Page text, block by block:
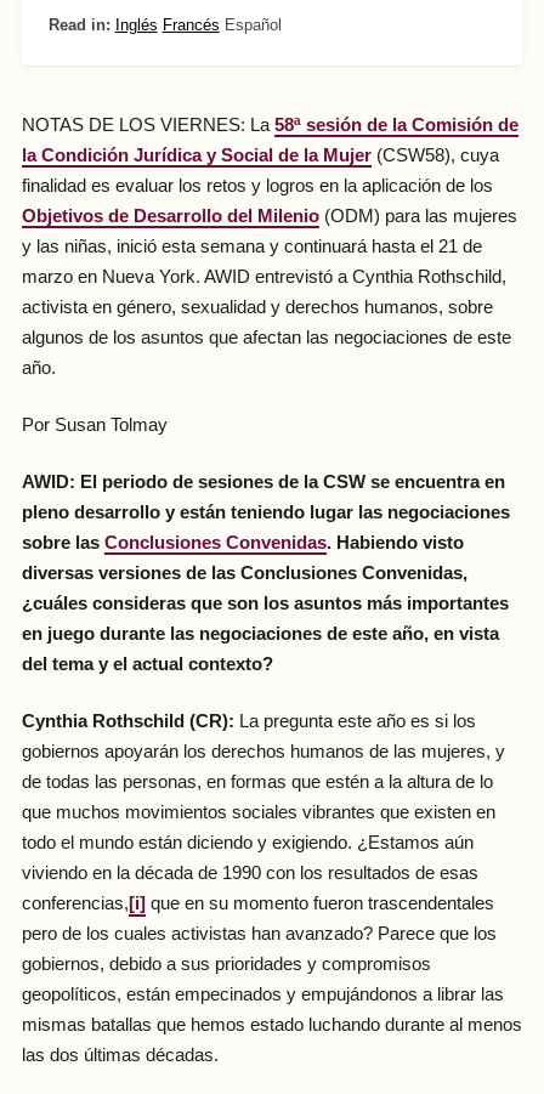
Read in: Inglés Francés Español
NOTAS DE LOS VIERNES: La 58ª sesión de la Comisión de
la Condición Jurídica y Social de la Mujer(CSW58), cuya
finalidad es evaluar los retos y logros en la aplicación de los
Objetivos de Desarrollo del Milenio(ODM) para las mujeres
y las niñas, inició esta semana y continuará hasta el 21 de
marzo en Nueva York. AWID entrevistó a Cynthia Rothschild,
activista en género, sexualidad y derechos humanos, sobre
algunos de los asuntos que afectan las negociaciones de este
año.
Por Susan Tolmay
AWID: El periodo de sesiones de la CSW se encuentra en
pleno desarrollo y están teniendo lugar las negociaciones
sobre las Conclusiones Convenidas. Habiendo visto
diversas versiones de las Conclusiones Convenidas,
¿cuáles consideras que son los asuntos más importantes
en juego durante las negociaciones de este año, en vista
del tema y el actual contexto?
Cynthia Rothschild (CR): La pregunta este año es si los
gobiernos apoyarán los derechos humanos de las mujeres, y
de todas las personas, en formas que estén a la altura de lo
que muchos movimientos sociales vibrantes que existen en
todo el mundo están diciendo y exigiendo. ¿Estamos aún
viviendo en la década de 1990 con los resultados de esas
conferencias,[i] que en su momento fueron trascendentales
pero de los cuales activistas han avanzado? Parece que los
gobiernos, debido a sus prioridades y compromisos
geopolíticos, están empecinados y empujándonos a librar las
mismas batallas que hemos estado luchando durante al menos
las dos últimas décadas.